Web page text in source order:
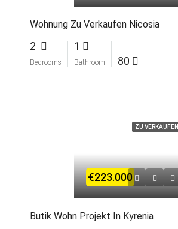
Wohnung Zu Verkaufen Nicosia
2
Bedrooms
1
Bathroom 80
ZU VERKAUFEN
€223.000
Butik Wohn Projekt In Kyrenia